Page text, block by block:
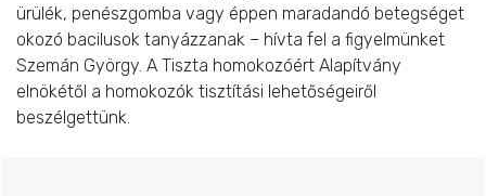
ürülék, penészgomba vagy éppen maradandó betegséget
okozó bacilusok tanyázzanak – hívta fel a figyelmünket
Szemán György. A Tiszta homokozóért Alapítvány
elnökétől a homokozók tisztítási lehetőségeiről
beszélgettünk.